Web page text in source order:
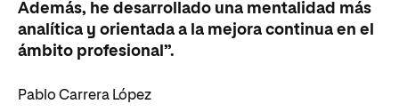
Además, he desarrollado una mentalidad más
analítica y orientada a la mejora continua en el
ámbito profesional”.
Pablo Carrera López